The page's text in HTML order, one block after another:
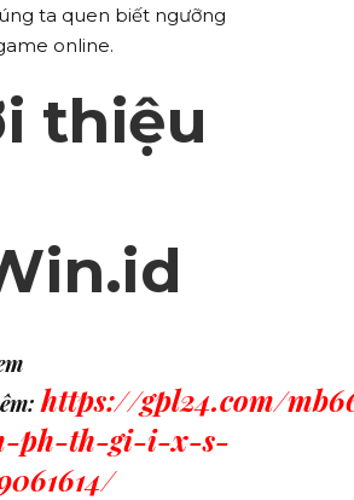
ta quen biết ngưỡng
online.
thiệu
https://gpl24.com/
ph-th-gi-i-x-s-